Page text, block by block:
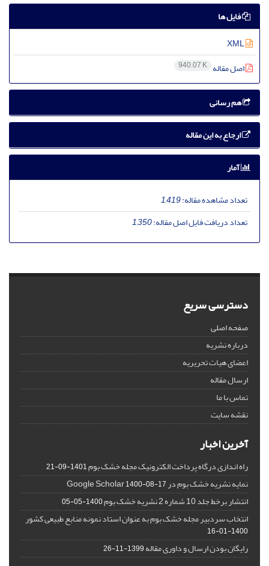
فایل ها
اصل مقاله 940.07 K
هم رسانی
ارجاع به این مقاله
آمار
تعداد مشاهده مقاله:1,419
تعداد دریافت فایل اصل مقاله:1,350
دسترسی سریع
صفحه اصلی
درباره نشریه
اعضای هیات تحریریه
ارسال مقاله
تماس با ما
نقشه سایت
آخرین اخبار
راه اندازی درگاه پرداخت الکترونیک مجله خشک بوم1401-09-21
نمایه نشریه خشک بوم در Google Scholar1400-08-17
انتشار برخط جلد 10 شماره 2 نشریه خشک بوم 1400-05-05
انتخاب سردبیر مجله خشک بوم به عنوان استاد نمونه منابع طبیعی کشور
1400-01-16
رایگان بودن ارسال و داوری مقاله1399-11-26